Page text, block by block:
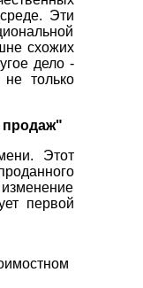
Эти
схожих
дело -
только
продаж"
Этот
первой